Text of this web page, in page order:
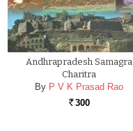
Andhrapradesh Samagra
Charitra
By P V K Prasad Rao
Rs. 300